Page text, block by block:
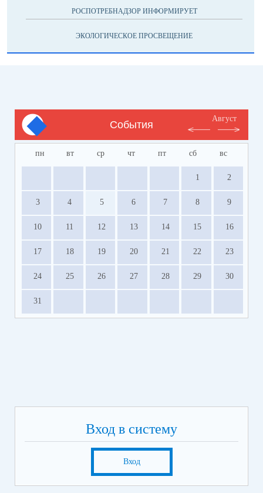
РОСПОТРЕБНАДЗОР ИНФОРМИРУЕТ
ЭКОЛОГИЧЕСКОЕ ПРОСВЕЩЕНИЕ
События
Август
пн вт ср чт пт сб вс
1 2
3 4 5 6 7 8 9
10 11 12 13 14 15 16
17 18 19 20 21 22 23
24 25 26 27 28 29 30
31
Вход в систему
Вход